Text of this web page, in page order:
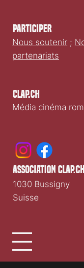
Clap.ch
Média cinéma
Participer
Nous soutenir ;
partenariats
association clap.ch
1030 Bussigny
Suisse